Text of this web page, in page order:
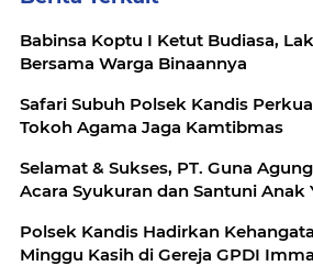
Babinsa Koptu I Ketut Budiasa,
Bersama Warga Binaannya
Safari Subuh Polsek Kandis
Tokoh Agama Jaga Kamtibmas
Selamat & Sukses, PT. Guna
Acara Syukuran dan Santuni Anak
Polsek Kandis Hadirkan
Minggu Kasih di Gereja GPDI